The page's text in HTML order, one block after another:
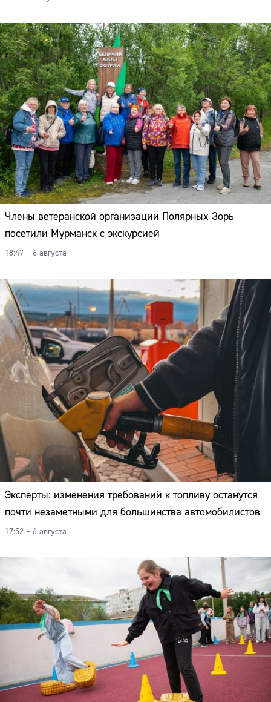
Члены ветеранской организации Полярных Зорь
посетили Мурманск с экскурсией
18:47 – 6 августа
Эксперты: изменения требований к топливу останутся
почти незаметными для большинства автомобилистов
17:52 – 6 августа